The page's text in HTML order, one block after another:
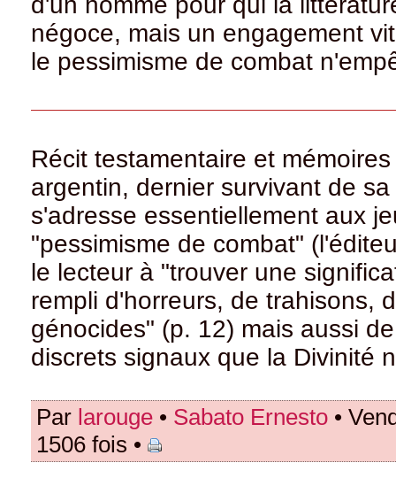
négoce, mais un engagement
le pessimisme de combat
Récit testamentaire et
argentin, dernier survivant de
s'adresse essentiellement aux
"pessimisme de combat"
le lecteur à "trouver une
rempli d'horreurs, de trahisons,
génocides" (p. 12) mais aussi
discrets signaux que la Divinité
Par larouge • Sabato Ernesto •
1506 fois •